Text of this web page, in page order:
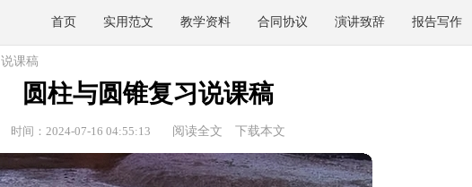
首页 实用范文 教学资料 合同协议 演讲致辞 报告写作
说课稿
圆柱与圆锥复习说课稿
时间：2024-07-16 04:55:13 阅读全文 下载本文